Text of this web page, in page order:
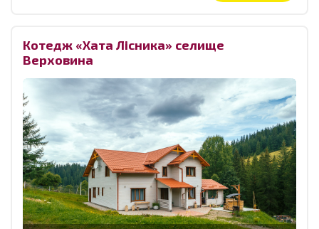
Котедж «Хата Лісника» селище
Верховина